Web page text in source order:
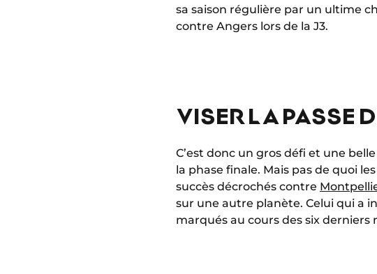
sa saison régulière par un ultime
contre Angers lors de la J3.
VISER LA PASSE
C’est donc un gros défi et une
la phase finale. Mais pas de quoi
succès décrochés contre
sur une autre planète. Celui qui a
marqués au cours des six derniers